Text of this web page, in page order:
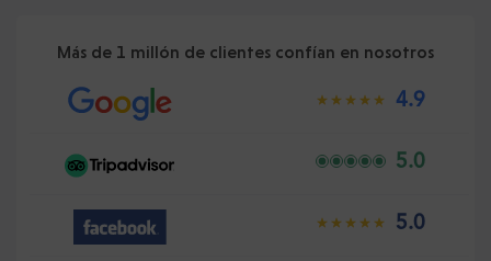
Más de 1 millón de clientes confían en nosotros
4.9
5.0
5.0